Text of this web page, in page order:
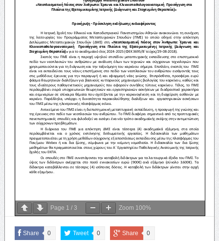
Page 1 / 3 Zoom 100%
Share 0 Tweet 0 Share 0